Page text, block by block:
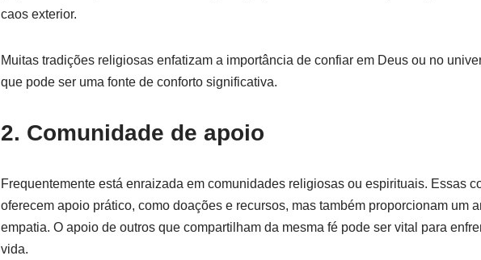
caos exterior.
Muitas tradições religiosas enfatizam a importância de confiar em Deus ou no
que pode ser uma fonte de conforto significativa.
2. Comunidade de apoio
Frequentemente está enraizada em comunidades religiosas ou espirituais. Essas
oferecem apoio prático, como doações e recursos, mas também proporcionam um
empatia. O apoio de outros que compartilham da mesma fé pode ser vital para
vida.